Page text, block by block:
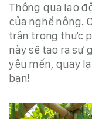
Thông qua lao
của nghề nông.
trân trọng thực
này sẽ tạo ra sự
yêu mến, quay
bạn!